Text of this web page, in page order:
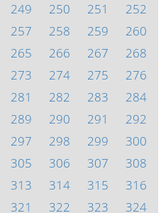
249 250 251
252
257 258 259
260
265 266 267
268
273 274 275
276
281 282 283
284
289 290 291
292
297 298 299
300
305 306 307
308
313 314 315
316
321 322 323
324